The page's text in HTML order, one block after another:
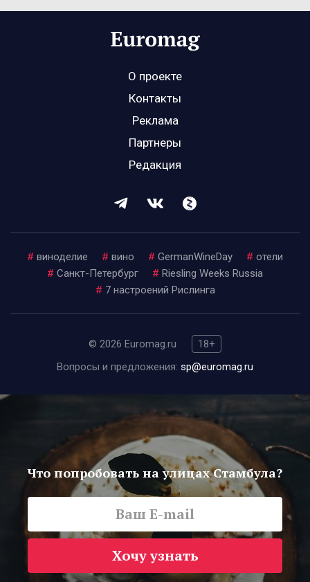
О проекте
Контакты
Реклама
Партнеры
Редакция
# виноделие # вино # GermanWineDay # отели
# Санкт-Петербург # Riesling Weeks Russia
# 7 настроений Рислинга
© 2026 Euromag.ru
18+
Вопросы и предложения: sp@euromag.ru
Что попробовать на улицах Стамбула?
Хочу узнать